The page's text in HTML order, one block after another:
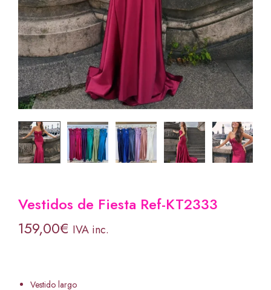
Vestidos de Fiesta Ref-KT2333
159,00€ IVA inc.
Vestido largo